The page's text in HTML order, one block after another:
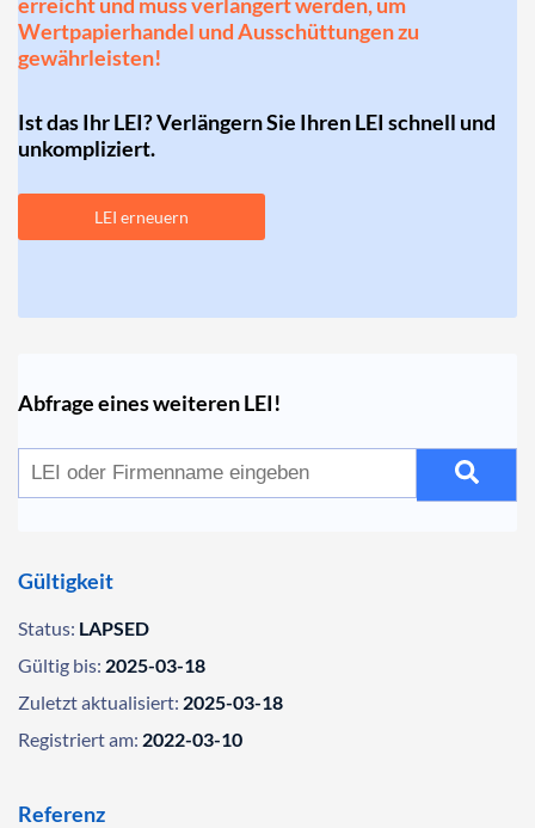
Wertpapierhandel und Ausschüttungen zu
gewährleisten!
Ist das Ihr LEI? Verlängern Sie Ihren LEI schnell und
unkompliziert.
LEI erneuern
Abfrage eines weiteren LEI!
Gültigkeit
Status: LAPSED
Gültig bis: 2025-03-18
Zuletzt aktualisiert: 2025-03-18
Registriert am: 2022-03-10
Referenz